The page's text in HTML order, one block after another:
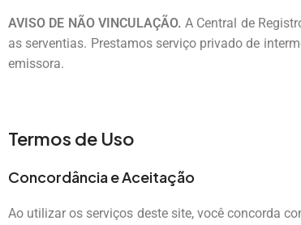
AVISO DE NÃO VINCULAÇÃO.A Central de
as serventias. Prestamos serviço privado de
emissora.
Termos de Uso
Concordância e Aceitação
Ao utilizar os serviços deste site, você concorda